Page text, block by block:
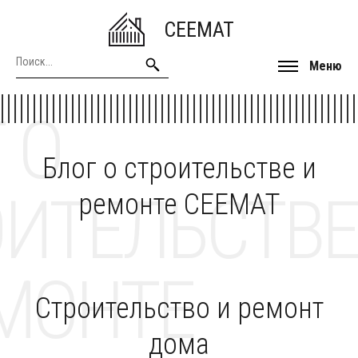
CEEMAT
Меню
Блог о строительстве и
ремонте CEEMAT
О
Строительство и ремонт
дома